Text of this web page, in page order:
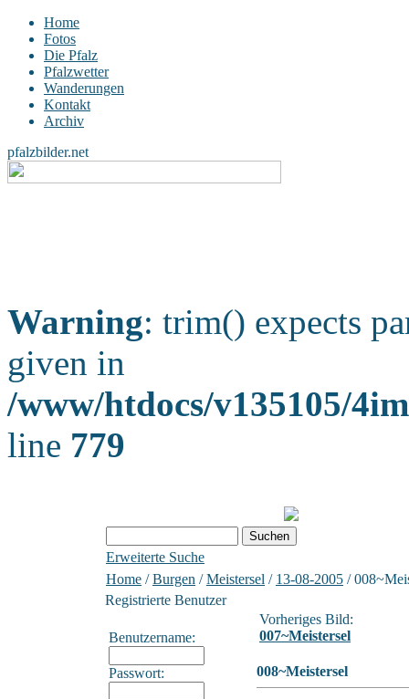
Home
Fotos
Die Pfalz
Pfalzwetter
Wanderungen
Kontakt
Archiv
pfalzbilder.net
Warning: trim() expects
given in
/www/htdocs/v135105/
line 779
Erweiterte Suche
Home /Burgen /Meistersel / 13-08-2005 /
Registrierte Benutzer
Benutzername:
Passwort:
Vorheriges Bild:
007~Meistersel
008~Meistersel